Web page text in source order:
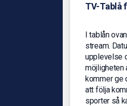
TV-Tablå
I tablån
stream.
upplevelse
möjligheten
kommer ge
att följa
sporter så